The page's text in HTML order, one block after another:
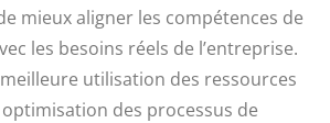
mieux aligner les compétences de
les besoins réels de l’entreprise.
utilisation des ressources
des processus de